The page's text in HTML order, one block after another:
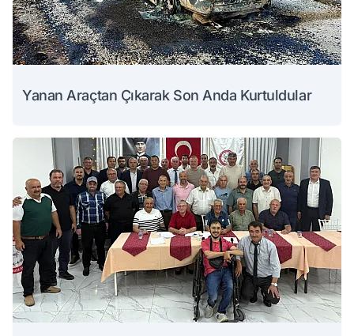
Yanan Araçtan Çıkarak Son Anda Kurtuldular